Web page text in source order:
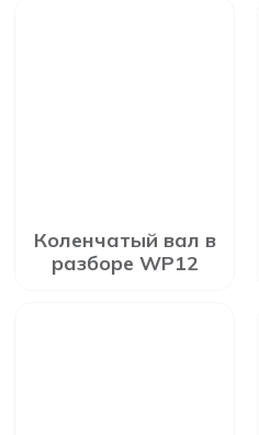
Коленчатый вал в
разборе WP12